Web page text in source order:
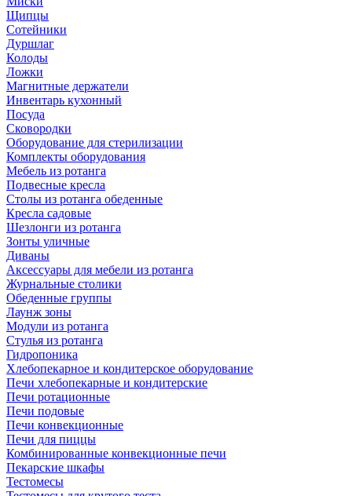
Щипцы
Сотейники
Дуршлаг
Колоды
Ложки
Магнитные держатели
Инвентарь кухонный
Посуда
Сковородки
Оборудование для стерилизации
Комплекты оборудования
Мебель из ротанга
Подвесные кресла
Столы из ротанга обеденные
Кресла садовые
Шезлонги из ротанга
Зонты уличные
Диваны
Аксессуары для мебели из ротанга
Журнальные столики
Обеденные группы
Лаунж зоны
Модули из ротанга
Стулья из ротанга
Гидропоника
Хлебопекарное и кондитерское оборудование
Печи хлебопекарные и кондитерские
Печи ротационные
Печи подовые
Печи конвекционные
Печи для пиццы
Комбинированные конвекционные печи
Пекарские шкафы
Тестомесы